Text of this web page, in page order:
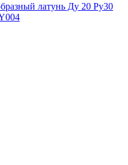
латунь Ду 20 Ру30